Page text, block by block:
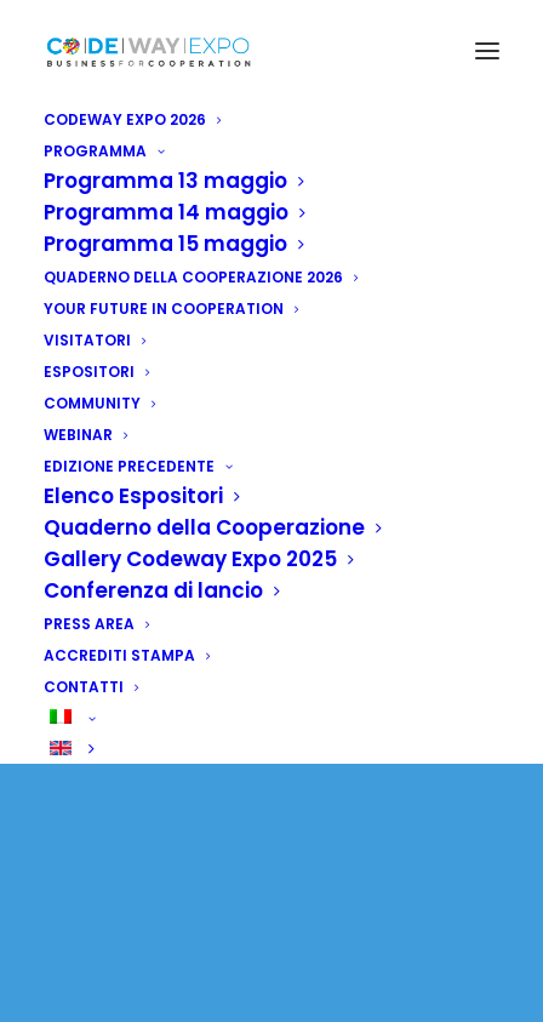
CODEWAY EXPO 2026
PROGRAMMA
Programma 13 maggio
Programma 14 maggio
Programma 15 maggio
QUADERNO DELLA COOPERAZIONE 2026
YOUR FUTURE IN COOPERATION
VISITATORI
ESPOSITORI
COMMUNITY
WEBINAR
EDIZIONE PRECEDENTE
Elenco Espositori
Quaderno della Cooperazione
Gallery Codeway Expo 2025
Conferenza di lancio
PRESS AREA
ACCREDITI STAMPA
CONTATTI